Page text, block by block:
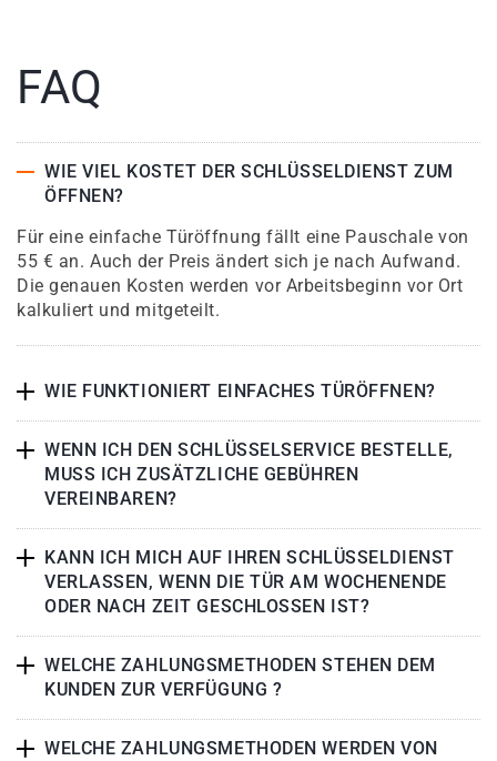
FAQ
WIE VIEL KOSTET DER SCHLÜSSELDIENST ZUM
ÖFFNEN?
Für eine einfache Türöffnung fällt eine Pauschale von
55 € an. Auch der Preis ändert sich je nach Aufwand.
Die genauen Kosten werden vor Arbeitsbeginn vor Ort
kalkuliert und mitgeteilt.
WIE FUNKTIONIERT EINFACHES TÜRÖFFNEN?
WENN ICH DEN SCHLÜSSELSERVICE BESTELLE,
MUSS ICH ZUSÄTZLICHE GEBÜHREN
VEREINBAREN?
KANN ICH MICH AUF IHREN SCHLÜSSELDIENST
VERLASSEN, WENN DIE TÜR AM WOCHENENDE
ODER NACH ZEIT GESCHLOSSEN IST?
WELCHE ZAHLUNGSMETHODEN STEHEN DEM
KUNDEN ZUR VERFÜGUNG ?
WELCHE ZAHLUNGSMETHODEN WERDEN VON